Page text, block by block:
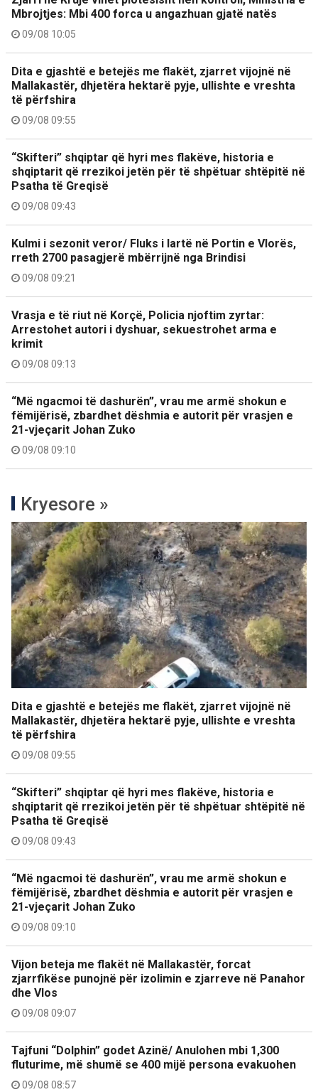
Mbrojtjes: Mbi 400 forca u angazhuan gjatë natës
09/08 10:05
Dita e gjashtë e betejës me flakët, zjarret vijojnë në
Mallakastër, dhjetëra hektarë pyje, ullishte e vreshta
të përfshira
09/08 09:55
“Skifteri” shqiptar që hyri mes flakëve, historia e
shqiptarit që rrezikoi jetën për të shpëtuar shtëpitë në
Psatha të Greqisë
09/08 09:43
Kulmi i sezonit veror/ Fluks i lartë në Portin e Vlorës,
rreth 2700 pasagjerë mbërrijnë nga Brindisi
09/08 09:21
Vrasja e të riut në Korçë, Policia njoftim zyrtar:
Arrestohet autori i dyshuar, sekuestrohet arma e
krimit
09/08 09:13
“Më ngacmoi të dashurën”, vrau me armë shokun e
fëmijërisë, zbardhet dëshmia e autorit për vrasjen e
21-vjeçarit Johan Zuko
09/08 09:10
Kryesore »
Dita e gjashtë e betejës me flakët, zjarret vijojnë në
Mallakastër, dhjetëra hektarë pyje, ullishte e vreshta
të përfshira
09/08 09:55
“Skifteri” shqiptar që hyri mes flakëve, historia e
shqiptarit që rrezikoi jetën për të shpëtuar shtëpitë në
Psatha të Greqisë
09/08 09:43
“Më ngacmoi të dashurën”, vrau me armë shokun e
fëmijërisë, zbardhet dëshmia e autorit për vrasjen e
21-vjeçarit Johan Zuko
09/08 09:10
Vijon beteja me flakët në Mallakastër, forcat
zjarrfikëse punojnë për izolimin e zjarreve në Panahor
dhe Vlos
09/08 09:07
Tajfuni “Dolphin” godet Azinë/ Anulohen mbi 1,300
fluturime, më shumë se 400 mijë persona evakuohen
09/08 08:57